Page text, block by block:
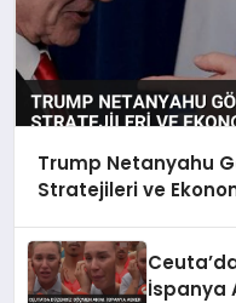
Trump Netanyahu
Stratejileri ve
İspanya